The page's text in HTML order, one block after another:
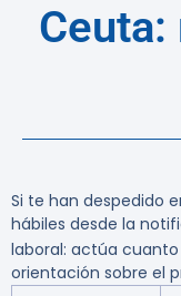
Si te han despedido
hábiles desde la
laboral: actúa
orientación sobre el